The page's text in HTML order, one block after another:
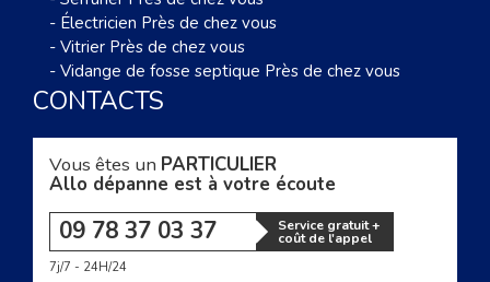
- Électricien Près de chez vous
- Vitrier Près de chez vous
- Vidange de fosse septique Près de chez vous
CONTACTS
Vous êtes un PARTICULIER
Allo dépanne est à votre écoute
09 78 37 03 37 Service gratuit +
coût de l'appel
7j/7 - 24H/24